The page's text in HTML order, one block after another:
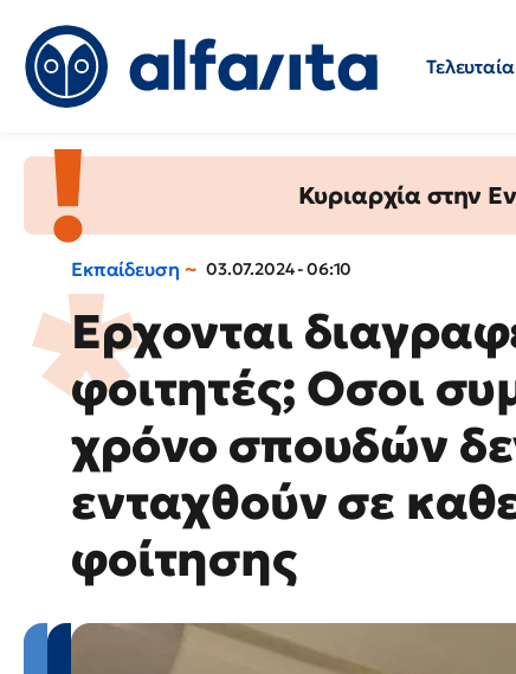
Κυριαρχία στην
Εκπαίδευση 03.07.2024 - 06:10
Ερχονται
φοιτητές; Οσοι
χρόνο σπουδών
ενταχθούν σε
φοίτησης